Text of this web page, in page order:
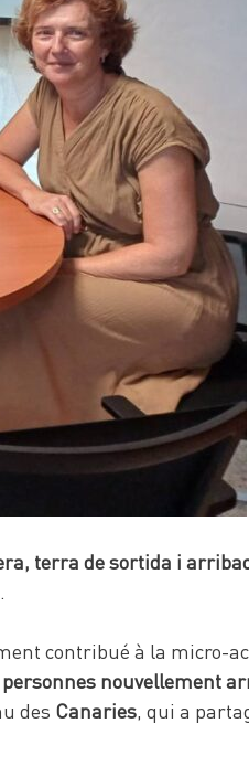
terra de sortida i
.
contribué à la micro-
nouvellement
des Canaries, qui a